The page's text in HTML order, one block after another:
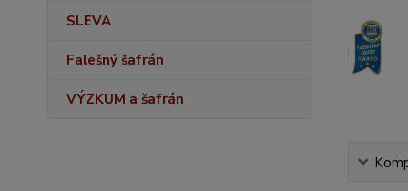
SLEVA
Falešný šafrán
VÝZKUM a šafrán